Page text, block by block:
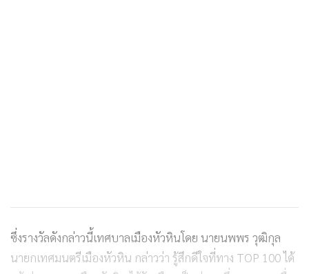
ซึ่งรางวัลดังกล่าวนี้เทศบาลเมืองหัวหินโดย นายนพพร วุฒิกุล
นายกเทศมนตรีเมืองหัวหิน กล่าวว่า รู้สึกดีใจที่ทาง TOP 100 ได้